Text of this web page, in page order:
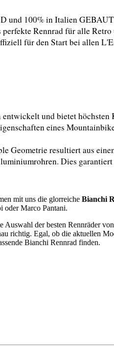
und 100% in Italien
Rennrad für alle
für den Start bei allen
und bietet
eines
Geometrie resultiert aus
Dies
mit uns die glorreiche Bianchi
oder Marco Pantani.
der besten Rennräder
richtig. Egal, ob die aktuellen
Bianchi Rennrad finden.